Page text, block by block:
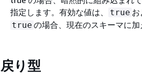
指定します。有効な値は、
true
true の場合、現在のスキーマに加
戻り型